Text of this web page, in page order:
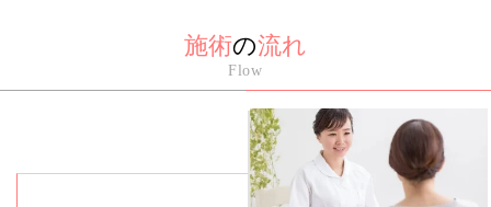
施術の流れ
Flow